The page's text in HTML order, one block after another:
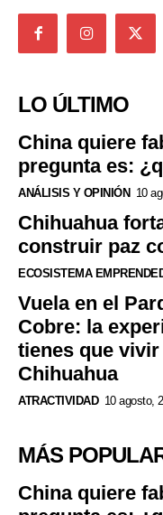
LO ÚLTIMO
China quiere
pregunta es:
ANÁLISIS Y OPINIÓN 10
Chihuahua
construir paz
ECOSISTEMA
Vuela en el
Cobre: la
tienes que
Chihuahua
ATRACTIVIDAD 10 agosto,
MÁS
China quiere